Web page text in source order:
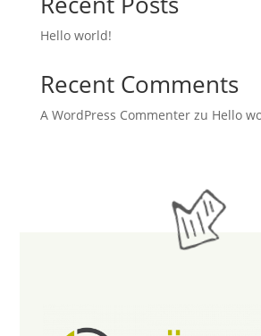
Hello world!
Recent Comments
A WordPress Commenterzu Hello